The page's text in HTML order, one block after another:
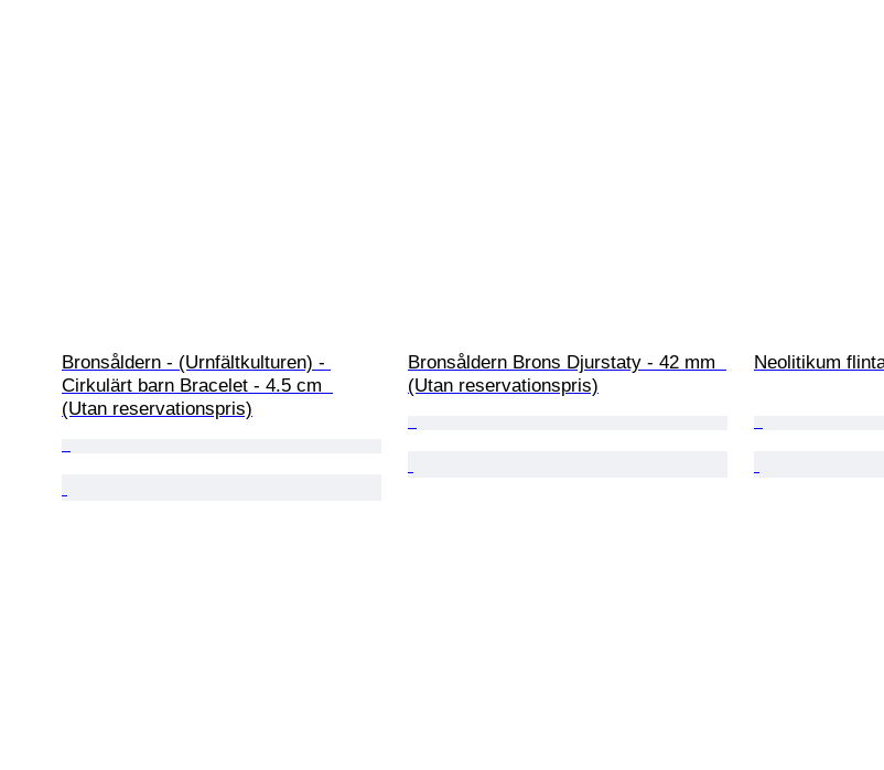
Bronsåldern - (Urnfältkulturen) -
Cirkulärt barn Bracelet - 4.5 cm
(Utan reservationspris)
Bronsåldern Brons Djurstaty - 42 mm
(Utan reservationspris)
Neolitikum